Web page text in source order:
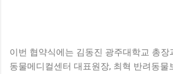
이번 협약식에는 김동진 광주대학교 총장
동물메디컬센터 대표원장, 최혁 반려동물